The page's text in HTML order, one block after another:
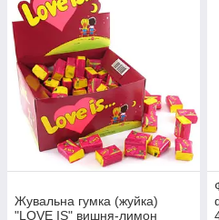
Жувальна гумка (жуйка)
"LOVE IS" вишня-лимон